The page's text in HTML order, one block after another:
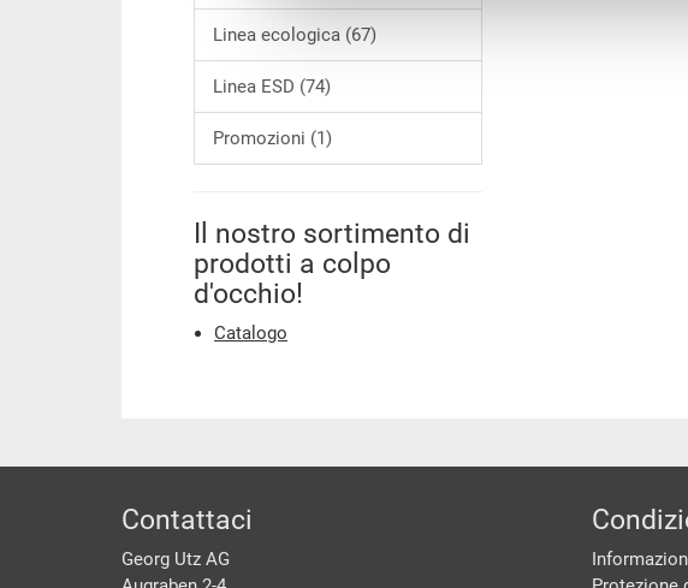
Linea ecologica (67)
Linea ESD (74)
Promozioni (1)
Il nostro sortimento di
prodotti a colpo
d'occhio!
Catalogo
piè di pagine
Contattaci
Georg Utz AG